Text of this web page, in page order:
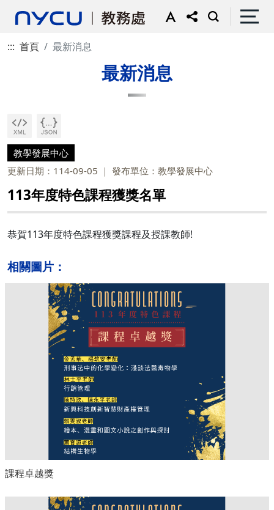
::: 首頁 最新消息
最新消息
教學發展中心
更新日期：114-09-05
發布單位：教學發展中心
113年度特色課程獲獎名單
恭賀113年度特色課程獲獎課程及授課教師!
相關圖片：
課程卓越獎